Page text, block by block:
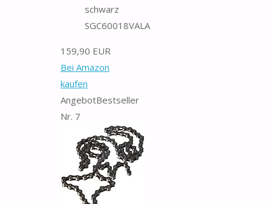
schwarz
SGC60018VALA
159,90 EUR
Bei Amazon
kaufen
AngebotBestseller
Nr. 7